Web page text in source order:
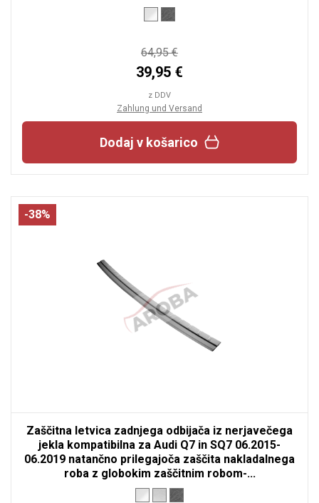
64,95 €
39,95 €
z DDV
Zahlung und Versand
Dodaj v košarico
-38%
Zaščitna letvica zadnjega odbijača iz nerjavečega
jekla kompatibilna za Audi Q7 in SQ7 06.2015-
06.2019 natančno prilegajoča zaščita nakladalnega
roba z globokim zaščitnim robom-...